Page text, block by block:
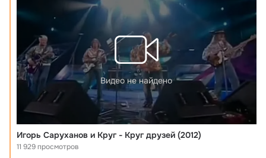
Видео не найдено
Игорь Саруханов и Круг - Круг друзей (2012)
11 929 просмотров